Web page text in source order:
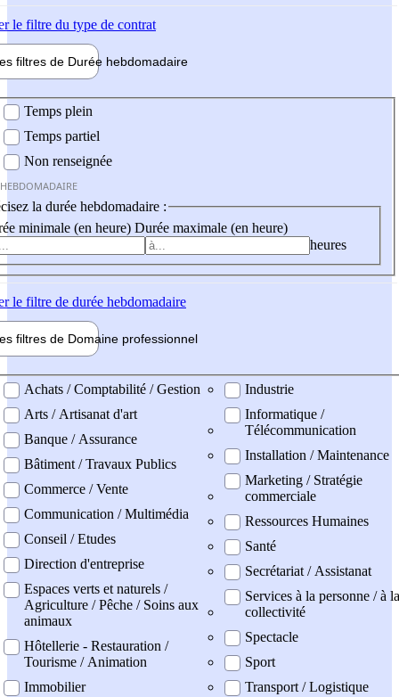
le filtre du type de contrat
filtres de Durée hebdomadaire
Temps plein
Temps partiel
Non renseignée
la durée hebdomadaire :
minimale (en heure) Durée maximale (en heure)
heures
le filtre de durée hebdomadaire
filtres de Domaine professionnel
professionel
Achats / Comptabilité / Gestion
Arts / Artisanat d'art
Banque / Assurance
Bâtiment / Travaux Publics
Commerce / Vente
Communication / Multimédia
Conseil / Etudes
Direction d'entreprise
Espaces verts et naturels /
Agriculture / Pêche / Soins aux
animaux
Hôtellerie - Restauration /
Tourisme / Animation
Immobilier
Industrie
Informatique /
Télécommunication
Installation / Maintenance
Marketing / Stratégie
commerciale
Ressources Humaines
Santé
Secrétariat / Assistanat
Services à la personne / à la
collectivité
Spectacle
Sport
Transport / Logistique